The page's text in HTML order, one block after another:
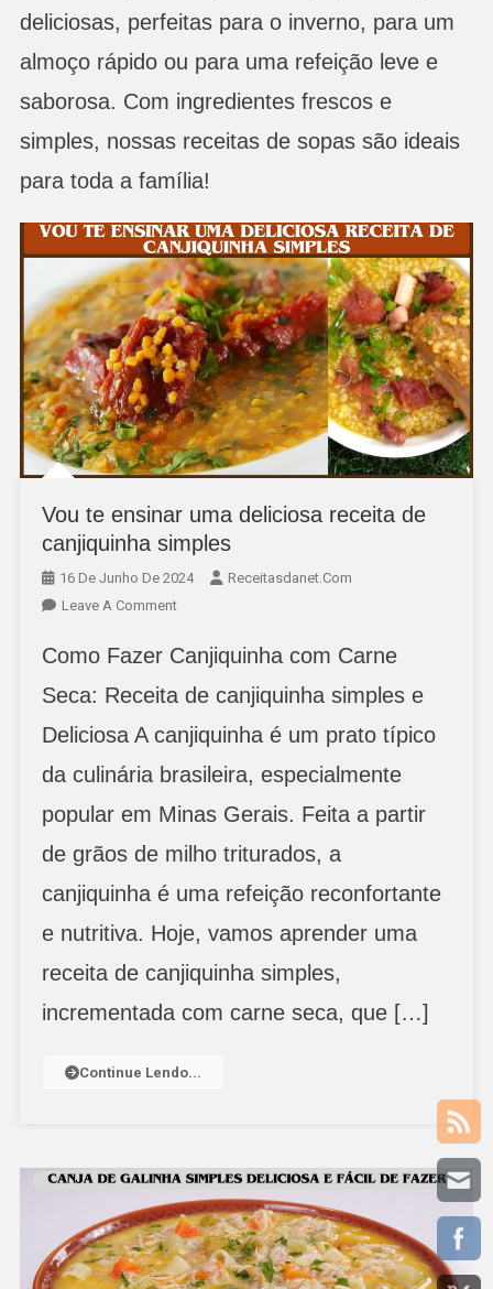
deliciosas, perfeitas para o inverno, para um
almoço rápido ou para uma refeição leve e
saborosa. Com ingredientes frescos e
simples, nossas receitas de sopas são ideais
para toda a família!
Vou te ensinar uma deliciosa receita de
canjiquinha simples
16 De Junho De 2024
Receitasdanet.com
Leave A CommentOn
Te
Uma
Deliciosa
De
Canjiquinha
Como Fazer Canjiquinha com Carne
Seca: Receita de canjiquinha simples e
Deliciosa A canjiquinha é um prato típico
da culinária brasileira, especialmente
popular em Minas Gerais. Feita a partir
de grãos de milho triturados, a
canjiquinha é uma refeição reconfortante
e nutritiva. Hoje, vamos aprender uma
receita de canjiquinha simples,
incrementada com carne seca, que […]
Continue Lendo...